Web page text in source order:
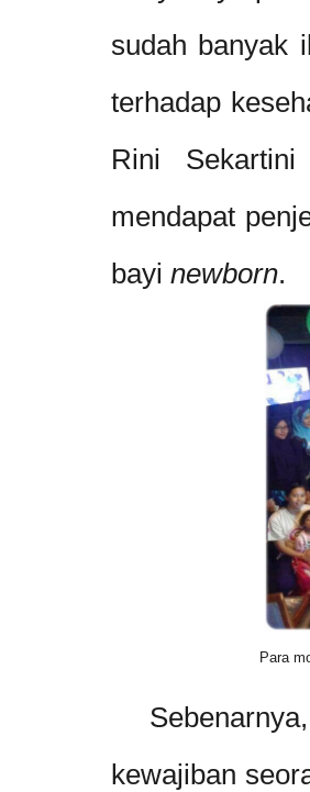
sudah banyak
terhadap
Rini
mendapat
bayi newborn.
Para
Sebenarnya,
kewajiban